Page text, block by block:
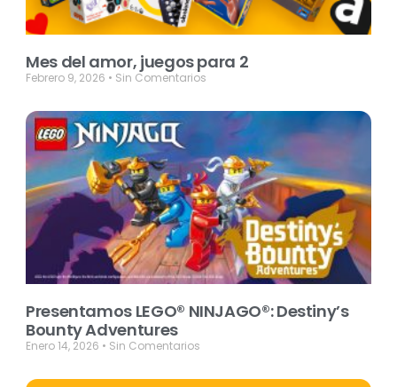
Mes del amor, juegos para 2
Febrero 9, 2026 Sin Comentarios
Presentamos LEGO® NINJAGO®: Destiny’s
Bounty Adventures
Enero 14, 2026 Sin Comentarios